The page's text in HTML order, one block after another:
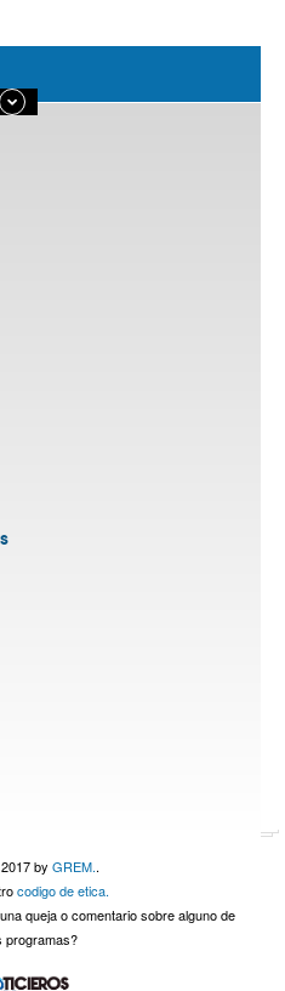
by GREM..
codigo de etica.
queja o comentario sobre alguno de
programas?